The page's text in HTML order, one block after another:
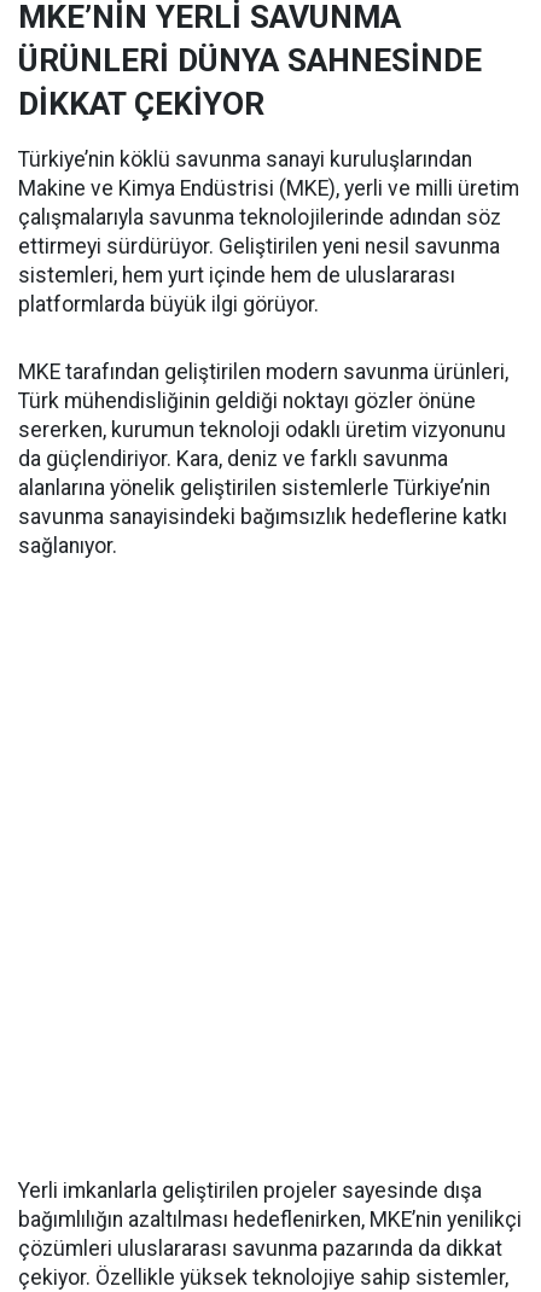
MKE’NİN YERLİ SAVUNMA
ÜRÜNLERİ DÜNYA SAHNESİNDE
DİKKAT ÇEKİYOR
Türkiye’nin köklü savunma sanayi kuruluşlarından
Makine ve Kimya Endüstrisi (MKE), yerli ve milli üretim
çalışmalarıyla savunma teknolojilerinde adından söz
ettirmeyi sürdürüyor. Geliştirilen yeni nesil savunma
sistemleri, hem yurt içinde hem de uluslararası
platformlarda büyük ilgi görüyor.
MKE tarafından geliştirilen modern savunma ürünleri,
Türk mühendisliğinin geldiği noktayı gözler önüne
sererken, kurumun teknoloji odaklı üretim vizyonunu
da güçlendiriyor. Kara, deniz ve farklı savunma
alanlarına yönelik geliştirilen sistemlerle Türkiye’nin
savunma sanayisindeki bağımsızlık hedeflerine katkı
sağlanıyor.
Yerli imkanlarla geliştirilen projeler sayesinde dışa
bağımlılığın azaltılması hedeflenirken, MKE’nin yenilikçi
çözümleri uluslararası savunma pazarında da dikkat
çekiyor. Özellikle yüksek teknolojiye sahip sistemler,